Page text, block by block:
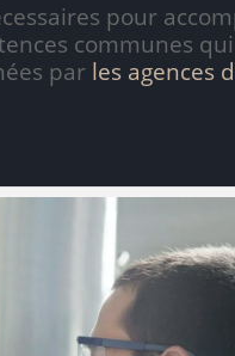
pour
communes
par les agences